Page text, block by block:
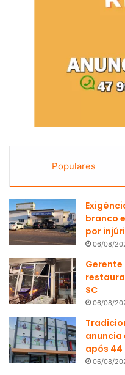
Populares
branco
por
06/08/
SC
06/08/
anuncia
após 44
06/08/